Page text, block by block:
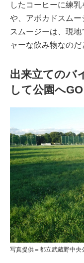
したコーヒーに練
や、アボカドスム
スムージーは、現
ャーな飲み物なのだ
出来立てのバ
して公園へGO
写真提供＝都立武蔵野中央